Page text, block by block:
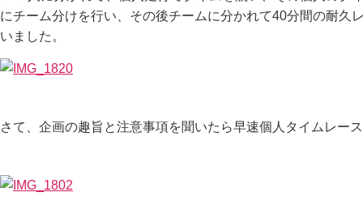
にチーム分けを行い、その後チームに分かれて40分間の耐久
いました。
さて、企画の趣旨と注意事項を聞いたら早速個人タイムレー